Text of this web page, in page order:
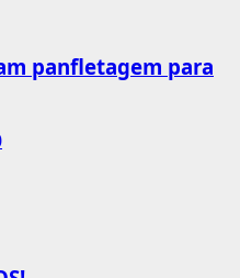
panfletagem para